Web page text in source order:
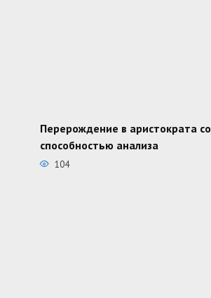
Перерождение в аристократа со
способностью анализа
104